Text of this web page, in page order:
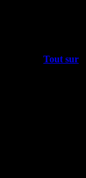
Tout sur